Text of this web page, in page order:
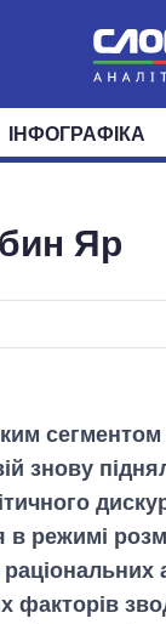
ПОЛІТИКА
ДЕПУТАТИ
ІНФОГРАФІКА
Яр
знову
в режимі
факторів